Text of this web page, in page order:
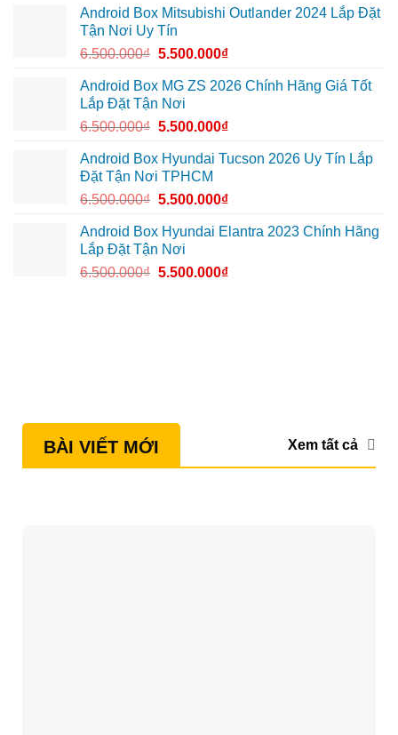
Quận
Gò
xem
dẫn
đường
Android Box Mitsubishi Outlander 2024 Lắp Đặt
Tận Nơi Uy Tín
6.500.000₫ 5.500.000₫
Android Box MG ZS 2026 Chính Hãng Giá Tốt
Lắp Đặt Tận Nơi
6.500.000₫ 5.500.000₫
Android Box Hyundai Tucson 2026 Uy Tín Lắp
Đặt Tận Nơi TPHCM
6.500.000₫ 5.500.000₫
Android Box Hyundai Elantra 2023 Chính Hãng
Lắp Đặt Tận Nơi
6.500.000₫ 5.500.000₫
BÀI VIẾT MỚI Xem tất cả